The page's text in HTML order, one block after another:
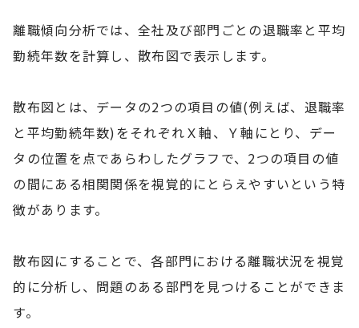
離職傾向分析では、全社及び部門ごとの退職率と平均
勤続年数を計算し、散布図で表示します。
散布図とは、データの2つの項目の値(例えば、退職率
と平均勤続年数)をそれぞれＸ軸、Ｙ軸にとり、デー
タの位置を点であらわしたグラフで、2つの項目の値
の間にある相関関係を視覚的にとらえやすいという特
徴があります。
散布図にすることで、各部門における離職状況を視覚
的に分析し、問題のある部門を見つけることができま
す。